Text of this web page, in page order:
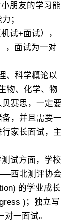
朋友的学习能
；
试+面试），
，面试为一对
、科学概论以
物、化学、物
赛思，一定要
，并且需要一
家长面试，主
试方面，学校
西北测评协会
的学业成长
)；独立写
一面试。